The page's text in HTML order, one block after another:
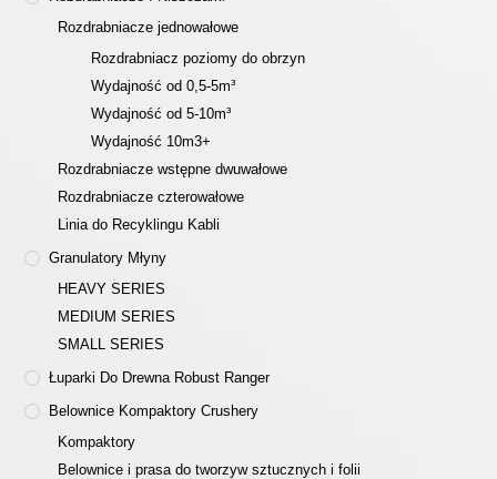
Rozdrabniacze jednowałowe
Rozdrabniacz poziomy do obrzyn
Wydajność od 0,5-5m³
Wydajność od 5-10m³
Wydajność 10m3+
Rozdrabniacze wstępne dwuwałowe
Rozdrabniacze czterowałowe
Linia do Recyklingu Kabli
Granulatory Młyny
HEAVY SERIES
MEDIUM SERIES
SMALL SERIES
Łuparki Do Drewna Robust Ranger
Belownice Kompaktory Crushery
Kompaktory
Belownice i prasa do tworzyw sztucznych i folii